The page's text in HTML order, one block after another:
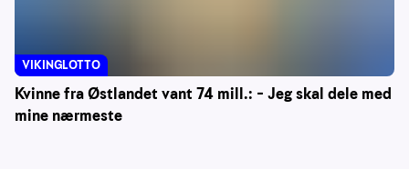
Kvinne fra Østlandet vant 74 mill.: – Jeg skal dele med
mine nærmeste
VIKINGLOTTO